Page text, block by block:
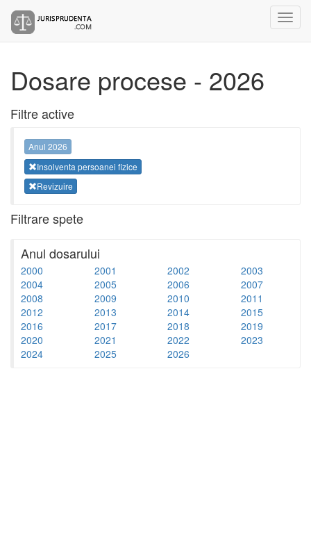
Dosare procese - 2026
Filtre active
Anul 2026
Insolventa persoanei fizice
Revizuire
Filtrare spete
Anul dosarului
2000 2001 2002
2003
2004
2005 2006
2007
2008
2009 2010
2011
2012
2013 2014
2015
2016
2017 2018
2019
2020
2021 2022
2023
2024
2025 2026